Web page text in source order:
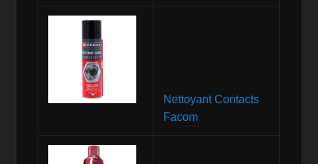
Nettoyant Contacts
Facom